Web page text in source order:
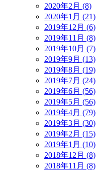
2020年2月 (8)
2020年1月 (21)
2019年12月 (6)
2019年11月 (8)
2019年10月 (7)
2019年9月 (13)
2019年8月 (19)
2019年7月 (24)
2019年6月 (56)
2019年5月 (56)
2019年4月 (79)
2019年3月 (30)
2019年2月 (15)
2019年1月 (10)
2018年12月 (8)
2018年11月 (8)